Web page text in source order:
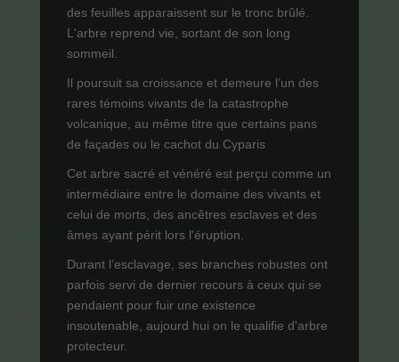
des feuilles apparaissent sur le tronc brûlé.
L'arbre reprend vie, sortant de son long
sommeil.
Il poursuit sa croissance et demeure l’un des
rares témoins vivants de la catastrophe
volcanique, au même titre que certains pans
de façades ou le cachot du Cyparis
Cet arbre sacré et vénéré est perçu comme un
intermédiaire entre le domaine des vivants et
celui de morts, des ancêtres esclaves et des
âmes ayant périt lors l'éruption.
Durant l’esclavage, ses branches robustes ont
parfois servi de dernier recours à ceux qui se
pendaient pour fuir une existence
insoutenable, aujourd hui on le qualifie d'arbre
protecteur.